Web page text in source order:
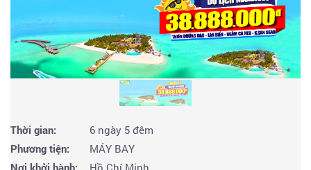
Thời gian:
6 ngày 5 đêm
Phương tiện:
MÁY BAY